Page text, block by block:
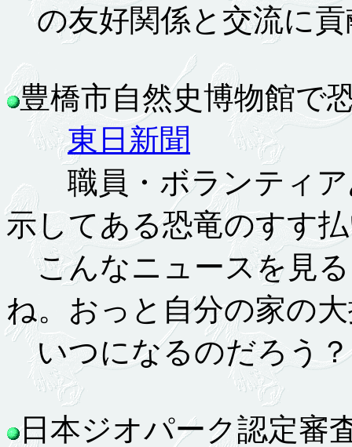
の友好関係と交流に
豊橋市自然史博物館で
東日新聞
職員・ボランティア
示してある恐竜のすす
こんなニュースを見
ね。おっと自分の家の
いつになるのだろう？
日本ジオパーク認定審